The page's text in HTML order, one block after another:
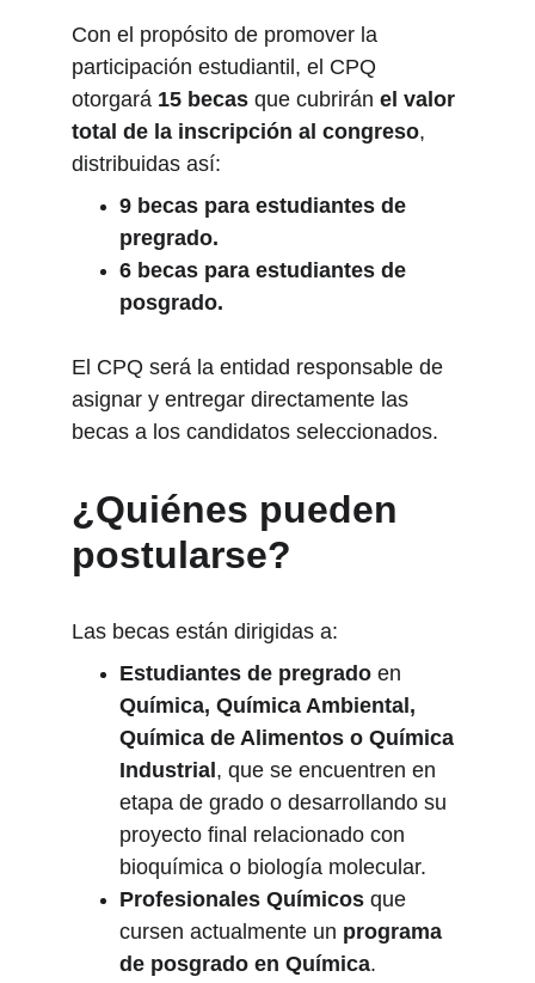
Con el propósito de promover la
participación estudiantil, el CPQ
otorgará 15 becas que cubrirán el valor
total de la inscripción al congreso,
distribuidas así:
9 becas para estudiantes de
pregrado.
6 becas para estudiantes de
posgrado.
El CPQ será la entidad responsable de
asignar y entregar directamente las
becas a los candidatos seleccionados.
¿Quiénes pueden
postularse?
Las becas están dirigidas a:
Estudiantes de pregrado en
Química, Química Ambiental,
Química de Alimentos o Química
Industrial , que se encuentren en
etapa de grado o desarrollando su
proyecto final relacionado con
bioquímica o biología molecular.
Profesionales Químicos que
cursen actualmente un programa
de posgrado en Química.